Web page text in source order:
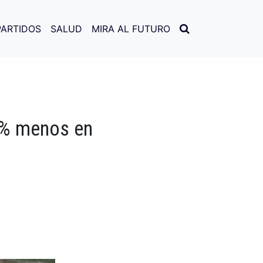
SALUD MIRA AL FUTURO
menos en